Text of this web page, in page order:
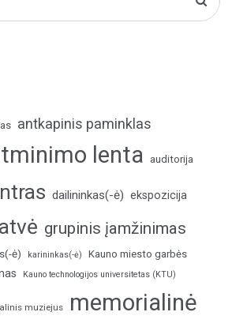
antkapinis paminklas
lenta auditorija
dailininkas(-ė) ekspozicija
grupinis įamžinimas
ė) karininkas(-ė)
Kauno miesto garbės
Kauno technologijos universitetas (KTU)
muziejus
memorialinė